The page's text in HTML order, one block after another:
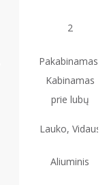
2
Pakabinamas,
Kabinamas
prie lubų
Lauko, Vidaus
Aliuminis